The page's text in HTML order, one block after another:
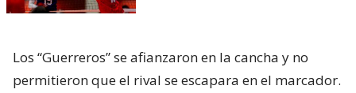
Los “Guerreros” se afianzaron en la cancha y no
permitieron que el rival se escapara en el marcador.